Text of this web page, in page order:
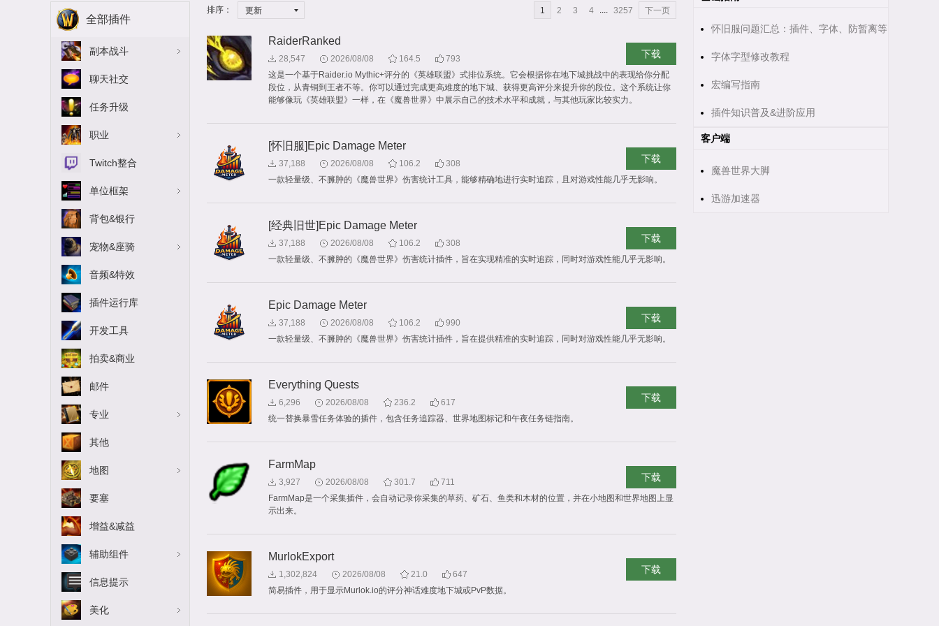
全部插件
副本战斗
聊天社交
任务升级
职业
Twitch整合
单位框架
背包&银行
宠物&座骑
音频&特效
插件运行库
开发工具
拍卖&商业
邮件
专业
其他
地图
要塞
增益&减益
辅助组件
信息提示
美化
排序： 更新 1 2 3 4 3257 下一页
RaiderRanked
28,547 2026/08/08 164.5
793
这是一个基于Raider.io Mythic+评分的《英雄联盟》式排位系统。它会根据你在地下城挑战中的表现给你分配
段位，从青铜到王者不等。你可以通过完成更高难度的地下城、获得更高评分来提升你的段位。这个系统让你
能够像玩《英雄联盟》一样，在《魔兽世界》中展示自己的技术水平和成就，与其他玩家比较实力。
下载
[怀旧服]Epic Damage Meter
37,188 2026/08/08 106.2
308
一款轻量级、不臃肿的《魔兽世界》伤害统计工具，能够精确地进行实时追踪，且对游戏性能几乎无影响。
下载
[经典旧世]Epic Damage Meter
37,188 2026/08/08 106.2
308
一款轻量级、不臃肿的《魔兽世界》伤害统计插件，旨在实现精准的实时追踪，同时对游戏性能几乎无影响。
下载
Epic Damage Meter
37,188 2026/08/08 106.2
990
一款轻量级、不臃肿的《魔兽世界》伤害统计插件，旨在提供精准的实时追踪，同时对游戏性能几乎无影响。
下载
Everything Quests
6,296 2026/08/08 236.2
617
统一替换暴雪任务体验的插件，包含任务追踪器、世界地图标记和午夜任务链指南。
下载
FarmMap
3,927 2026/08/08 301.7
711
FarmMap是一个采集插件，会自动记录你采集的草药、矿石、鱼类和木材的位置，并在小地图和世界地图上显
示出来。
下载
MurlokExport
1,302,824 2026/08/08 21.0
647
简易插件，用于显示Murlok.io的评分神话难度地下城或PvP数据。
下载
怀旧服问题汇总：插件、字体、防暂离等
字体字型修改教程
宏编写指南
插件知识普及&进阶应用
客户端
魔兽世界大脚
迅游加速器